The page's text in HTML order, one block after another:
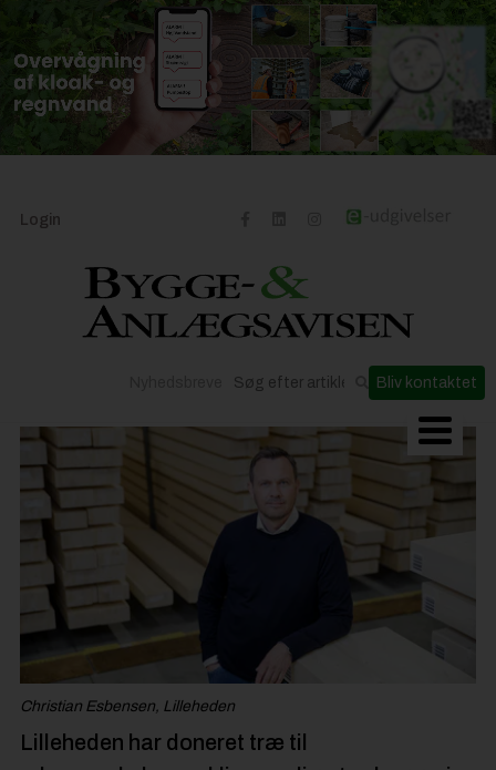
Login
Bliv kontaktet
Byggeriets udvikling
Materialer og løsninger
Byggepladsen
Anlæg
Til Håndværkeren
Christian Esbensen, Lilleheden
Lilleheden har doneret træ til